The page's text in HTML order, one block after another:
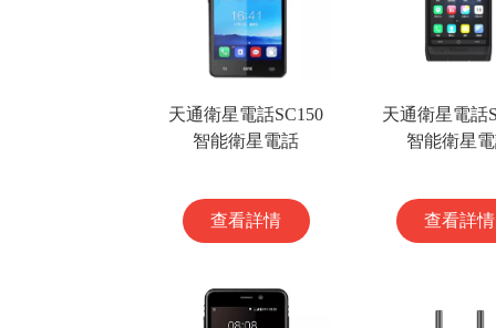
天通衛星電話SC150
智能衛星電話
查看詳情
天通衛星電話
智能衛星
查看詳情